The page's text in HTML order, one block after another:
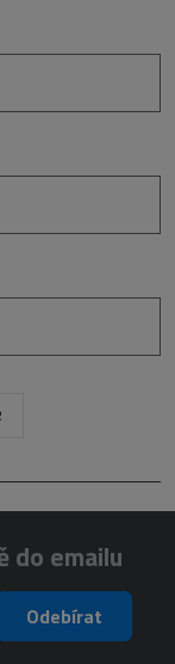
do emailu
Odebírat